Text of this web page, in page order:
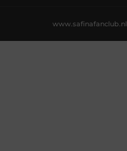
www.safinafanclub.nl.